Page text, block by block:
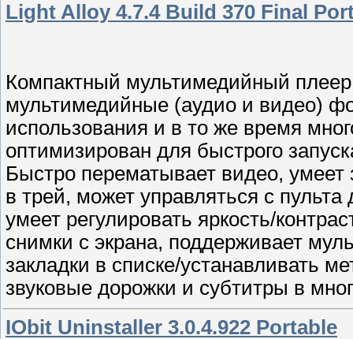
Light Alloy 4.7.4 Build 370 Final
Компактный мультимедийный
мультимедийные (аудио и видео)
использования и в то же время
оптимизирован для быстрого
Быстро перематывает видео, умеет
в трей, может управляться с
умеет регулировать яркость/
снимки с экрана, поддерживает
закладки в списке/устанавливать
звуковые дорожки и субтитры в
IObit Uninstaller 3.0.4.922 Portable